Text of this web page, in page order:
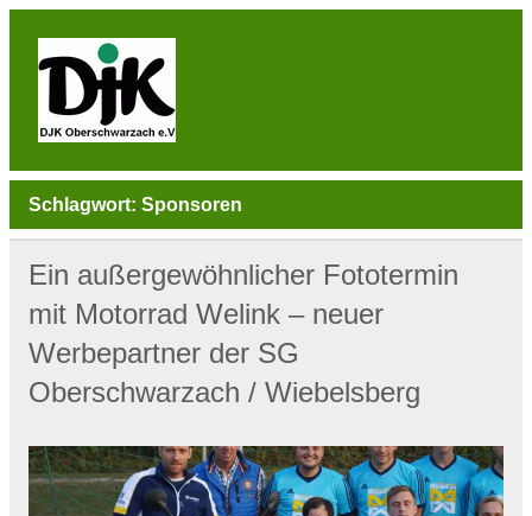
Skip
BEWEGEN! … Sport & Engagement
Schlagwort: Sponsoren
Ein außergewöhnlicher Fototermin
mit Motorrad Welink – neuer
Werbepartner der SG
Oberschwarzach / Wiebelsberg